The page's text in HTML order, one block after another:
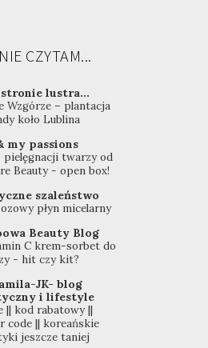
CZYTAM...
lustra...
Wzgórze – plantacja
koło Lublina
my passions
pielęgnacji twarzy od
Beauty - open box!
szaleństwo
płyn micelarny
Beauty Blog
C krem-sorbet do
- hit czy kit?
JK- blog
i lifestyle
|| kod rabatowy ||
code || koreańskie
jeszcze taniej